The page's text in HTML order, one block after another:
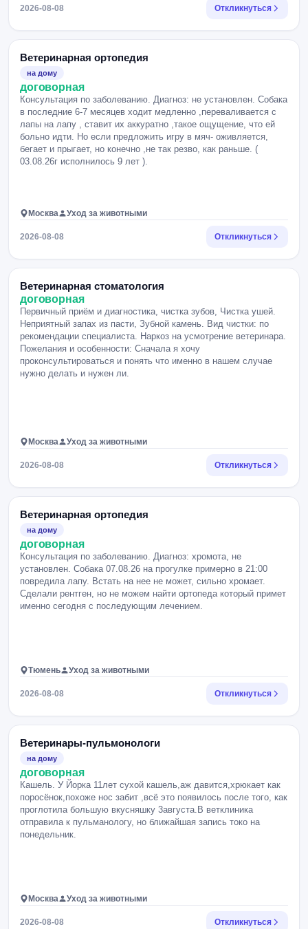
2026-08-08 Откликнуться
Ветеринарная ортопедия
на дому
договорная
Консультация по заболеванию. Диагноз: не установлен. Собака
в последние 6-7 месяцев ходит медленно ,переваливается с
лапы на лапу , ставит их аккуратно ,такое ощущение, что ей
больно идти. Но если предложить игру в мяч- оживляется,
бегает и прыгает, но конечно ,не так резво, как раньше. (
03.08.26г исполнилось 9 лет ).
Москва Уход за животными
2026-08-08 Откликнуться
Ветеринарная стоматология
договорная
Первичный приём и диагностика, чистка зубов, Чистка ушей.
Неприятный запах из пасти, Зубной камень. Вид чистки: по
рекомендации специалиста. Наркоз на усмотрение ветеринара.
Пожелания и особенности: Сначала я хочу
проконсультироваться и понять что именно в нашем случае
нужно делать и нужен ли.
Москва Уход за животными
2026-08-08 Откликнуться
Ветеринарная ортопедия
на дому
договорная
Консультация по заболеванию. Диагноз: хромота, не
установлен. Собака 07.08.26 на прогулке примерно в 21:00
повредила лапу. Встать на нее не может, сильно хромает.
Сделали рентген, но не можем найти ортопеда который примет
именно сегодня с последующим лечением.
Тюмень Уход за животными
2026-08-08 Откликнуться
Ветеринары-пульмонологи
на дому
договорная
Кашель. У Йорка 11лет сухой кашель,аж давится,хрюкает как
поросёнок,похоже нос забит ,всё это появилось после того, как
проглотила большую вкусняшку 3августа.В ветклиника
отправила к пульманологу, но ближайшая запись токо на
понедельник.
Москва Уход за животными
2026-08-08 Откликнуться